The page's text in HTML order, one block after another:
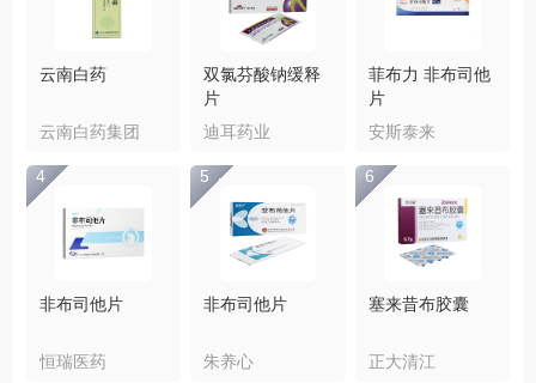
云南白药
云南白药集团
双氯芬酸钠缓释
片
迪耳药业
菲布力 非布司他
片
安斯泰来
4
非布司他片
恒瑞医药
5
非布司他片
朱养心
6
塞来昔布胶囊
正大清江